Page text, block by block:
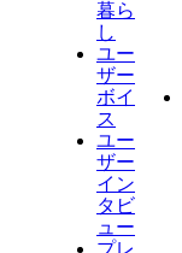
暮ら
し
ユー
ザー
ボイ
ス
ユー
ザー
イン
タビ
ュー
プレ